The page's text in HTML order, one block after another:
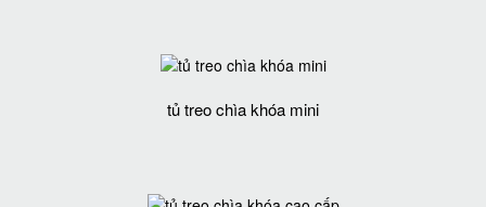
tủ treo chìa khóa mini